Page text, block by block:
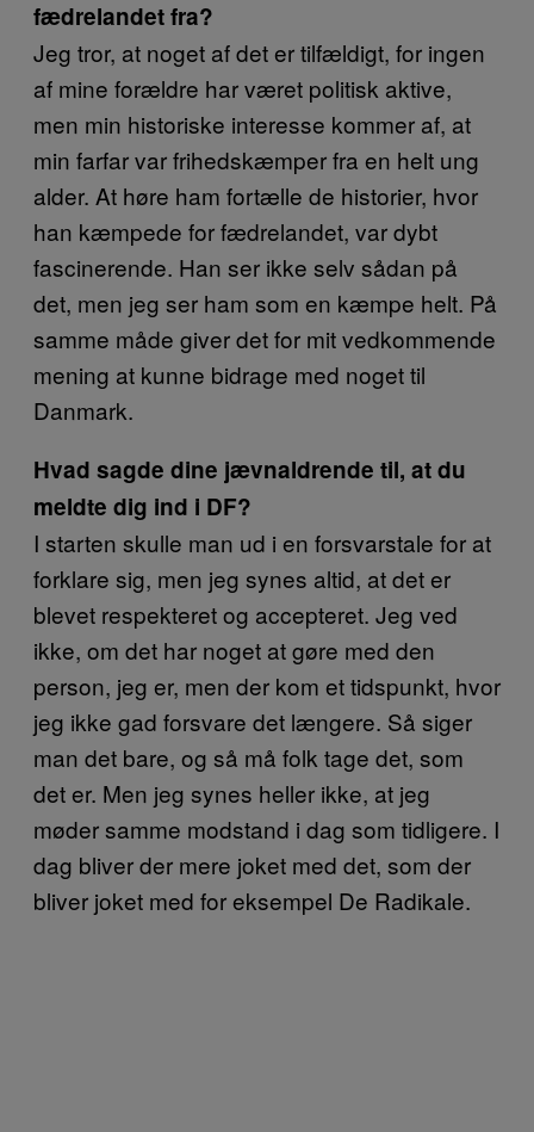
fædrelandet fra?
Jeg tror, at noget af det er tilfældigt, for ingen
af mine forældre har været politisk aktive,
men min historiske interesse kommer af, at
min farfar var frihedskæmper fra en helt ung
alder. At høre ham fortælle de historier, hvor
han kæmpede for fædrelandet, var dybt
fascinerende. Han ser ikke selv sådan på
det, men jeg ser ham som en kæmpe helt. På
samme måde giver det for mit vedkommende
mening at kunne bidrage med noget til
Danmark.
Hvad sagde dine jævnaldrende til, at du
meldte dig ind i DF?
I starten skulle man ud i en forsvarstale for at
forklare sig, men jeg synes altid, at det er
blevet respekteret og accepteret. Jeg ved
ikke, om det har noget at gøre med den
person, jeg er, men der kom et tidspunkt, hvor
jeg ikke gad forsvare det længere. Så siger
man det bare, og så må folk tage det, som
det er. Men jeg synes heller ikke, at jeg
møder samme modstand i dag som tidligere. I
dag bliver der mere joket med det, som der
bliver joket med for eksempel De Radikale.